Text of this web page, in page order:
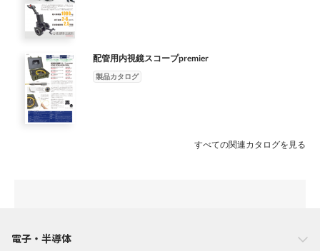
〇 〇 eFLC 〇 〇 － 〇 〇 － 〇 APL － － 〇 － － － － 偏光 〇 〇
－ 〇 － 〇 〇 EDR/EDOF 〇 〇 － 〇 〇 〇 〇 Wi-Fi（別売） － －
¥198,000 ¥208,000 ¥169,800 ¥218,000 サンコー株式会社 〒
101-0021 東京都千代田区外神田 1-8-13NREG 秋葉原ビル 4 階
TEL 03-3526-4321 FAX 03-3526-4322 email: sales2@thanko.jp
http://www.thanko.co.jp
配管用内視鏡スコープpremier
製品カタログ
すべての関連カタログを見る
電子・半導体